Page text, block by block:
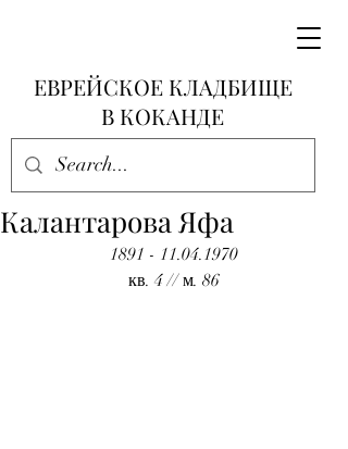
ЕВРЕЙСКОЕ КЛАДБИЩЕ
В КОКАНДЕ
Калантарова Яфа
1891 - 11.04.1970
кв. 4 // м. 86